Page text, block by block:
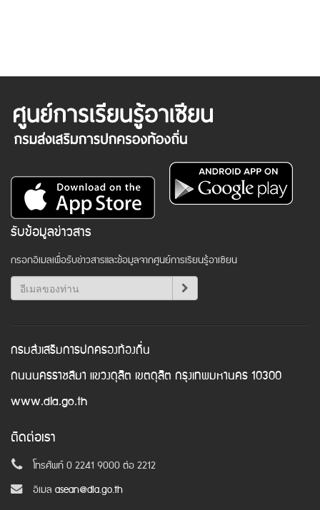
รับข้อมูลข่าวสาร
กรอกอีเมลเพื่อรับข่าวสารและข้อมูลจากศูนย์การเรียนรู้อาเซียน
กรมส่งเสริมการปกครองท้องถิ่น
ถนนนครราชสีมา แขวงดุสิต เขตดุสิต กรุงเทพมหานคร 10300
www.dla.go.th
ติดต่อเรา
โทรศัพท์ 0 2241 9000 ต่อ 2212
อีเมล asean@dla.go.th